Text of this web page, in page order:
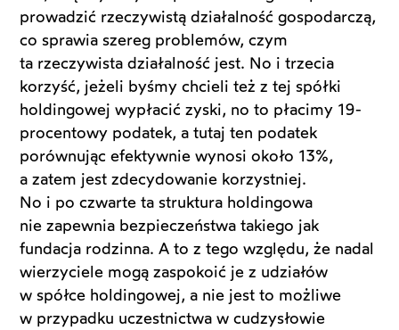
prowadzić rzeczywistą działalność gospodarczą,
co sprawia szereg problemów, czym
ta rzeczywista działalność jest. No i trzecia
korzyść, jeżeli byśmy chcieli też z tej spółki
holdingowej wypłacić zyski, no to płacimy 19-
procentowy podatek, a tutaj ten podatek
porównując efektywnie wynosi około 13%,
a zatem jest zdecydowanie korzystniej.
No i po czwarte ta struktura holdingowa
nie zapewnia bezpieczeństwa takiego jak
fundacja rodzinna. A to z tego względu, że nadal
wierzyciele mogą zaspokoić je z udziałów
w spółce holdingowej, a nie jest to możliwe
w przypadku uczestnictwa w cudzysłowie